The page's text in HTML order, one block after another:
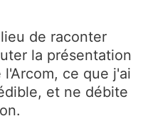
de raconter
la présentation
ce que j'ai
et ne débite